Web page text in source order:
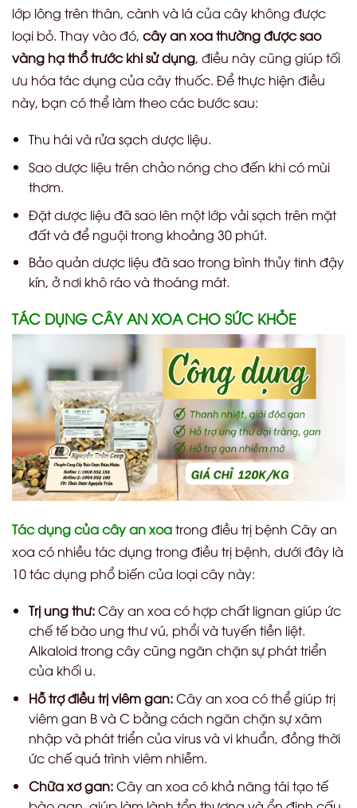
lớp lông trên thân, cành và lá của cây không được
loại bỏ. Thay vào đó, cây an xoa thường được sao
vàng hạ thổ trước khi sử dụng, điều này cũng giúp tối
ưu hóa tác dụng của cây thuốc. Để thực hiện điều
này, bạn có thể làm theo các bước sau:
Thu hái và rửa sạch dược liệu.
Sao dược liệu trên chảo nóng cho đến khi có mùi
thơm.
Đặt dược liệu đã sao lên một lớp vải sạch trên mặt
đất và để nguội trong khoảng 30 phút.
Bảo quản dược liệu đã sao trong bình thủy tinh đậy
kín, ở nơi khô ráo và thoáng mát.
TÁC DỤNG CÂY AN XOA CHO SỨC KHỎE
Tác dụng của cây an xoatrong điều trị bệnh Cây an
xoa có nhiều tác dụng trong điều trị bệnh, dưới đây là
10 tác dụng phổ biến của loại cây này:
Trị ung thư:Cây an xoa có hợp chất lignan giúp ức
chế tế bào ung thư vú, phổi và tuyến tiền liệt.
Alkaloid trong cây cũng ngăn chặn sự phát triển
của khối u.
Hỗ trợ điều trị viêm gan:Cây an xoa có thể giúp trị
viêm gan B và C bằng cách ngăn chặn sự xâm
nhập và phát triển của virus và vi khuẩn, đồng thời
ức chế quá trình viêm nhiễm.
Chữa xơ gan:Cây an xoa có khả năng tái tạo tế